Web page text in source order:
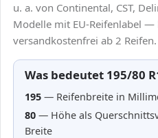
u. a. von Continental, CST,
Modelle mit EU-Reifenlabel
versandkostenfrei ab 2 Reifen.
Was bedeutet 195/80
195 — Reifenbreite in
80 — Höhe als
Breite